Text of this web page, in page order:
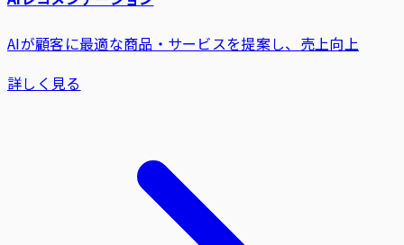
AIが顧客に最適な商品・サービスを提案し、売上向上
詳しく見る